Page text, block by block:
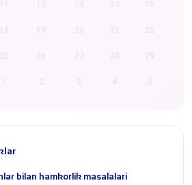
15
21 22
27 28 29
3 4 5
bilan hamkorlik masalalari